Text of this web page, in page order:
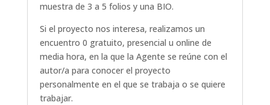
muestra de 3 a 5 folios y una BIO.
Si el proyecto nos interesa, realizamos un
encuentro 0 gratuito, presencial u online de
media hora, en la que la Agente se reúne con el
autor/a para conocer el proyecto
personalmente en el que se trabaja o se quiere
trabajar.